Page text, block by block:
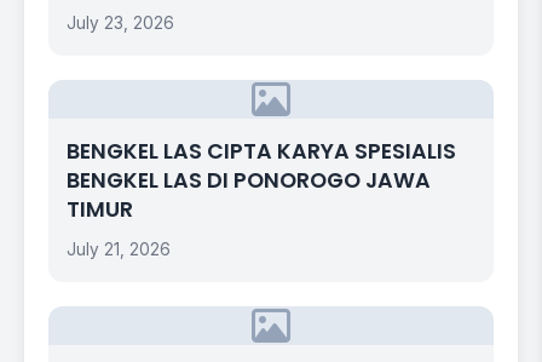
July 23, 2026
BENGKEL LAS CIPTA KARYA SPESIALIS
BENGKEL LAS DI PONOROGO JAWA
TIMUR
July 21, 2026